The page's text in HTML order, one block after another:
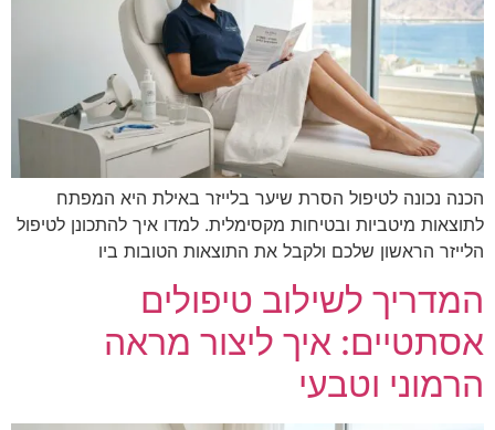
הכנה נכונה לטיפול הסרת שיער בלייזר באילת היא המפתח
לתוצאות מיטביות ובטיחות מקסימלית. למדו איך להתכונן לטיפול
הלייזר הראשון שלכם ולקבל את התוצאות הטובות ביו
המדריך לשילוב טיפולים
אסתטיים: איך ליצור מראה
הרמוני וטבעי